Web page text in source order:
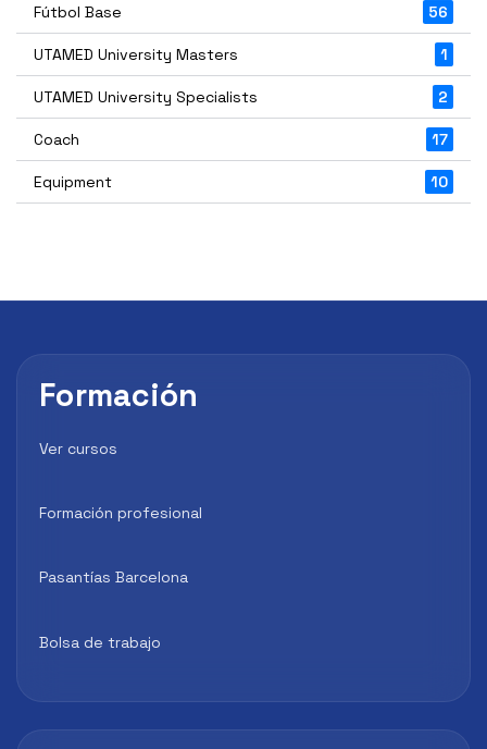
Fútbol Base 56
UTAMED University Masters 1
UTAMED University Specialists 2
Coach 17
Equipment 10
Formación
Ver cursos
Formación profesional
Pasantías Barcelona
Bolsa de trabajo